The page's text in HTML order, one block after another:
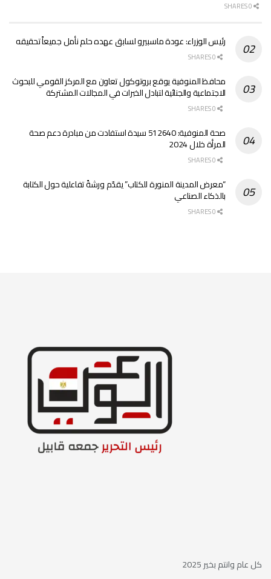
رئيس الوزراء: عودة ماسبيرو لسابق عهده حلم نأمل جميعاً تحقيقه
محافظ المنوفية يوقع بروتوكول تعاون مع المركز القومي للبحوث
الاجتماعية والجنائية لتبادل الخبرات في المجالات المشتركة
صحة المنوفية: 512640 سيدة استفادت من مبادرة دعم صحة
المرأة خلال 2024
“معرض المدينة المنورة للكتاب” يقدّم ورشةً تفاعلية حول الكتابة
بالذكاء الصناعي
كل عام وانتم بخير 2025